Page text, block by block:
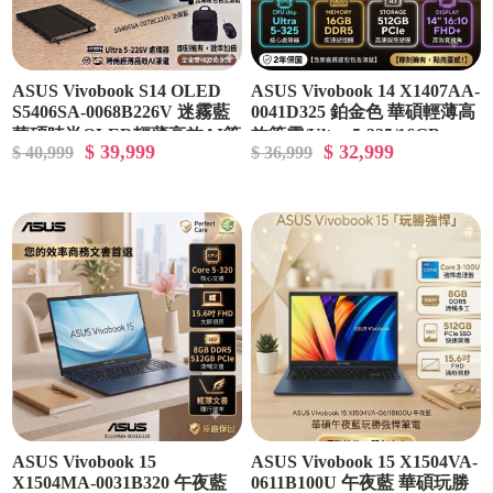
ASUS Vivobook S14 OLED
S5406SA-0068B226V 迷霧藍
華碩時尚OLED輕薄高效AI筆
電/Ultra 5-226V/16GB
保護套/滑鼠墊/鍵盤膜🎈
$ 40,999 $ 39,999
ASUS Vivobook 14 X1407AA-
0041D325 鉑金色 華碩輕薄高
效筆電/Ultra 5-325/16GB
DDR5/512GB PCIe/14吋
盤膜🎈
$ 36,999 $ 32,999
ASUS Vivobook 15
X1504MA-0031B320 午夜藍
ASUS Vivobook 15 X1504VA-
0611B100U 午夜藍 華碩玩勝